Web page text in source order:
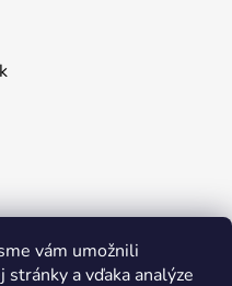
vám umožnili
a vďaka analýze